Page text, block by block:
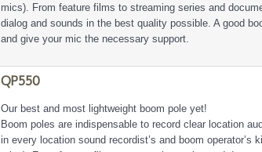
mics). From feature films to streaming series and
dialog and sounds in the best quality possible. A good
and give your mic the necessary support.
QP550
Our best and most lightweight boom pole yet!
Boom poles are indispensable to record clear location
in every location sound recordist’s and boom operator’s